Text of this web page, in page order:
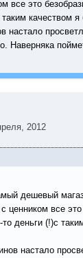
все это
таким качеством
настало
Наверняка
2012
дешевый
ценником все
то деньги (!)с
настало